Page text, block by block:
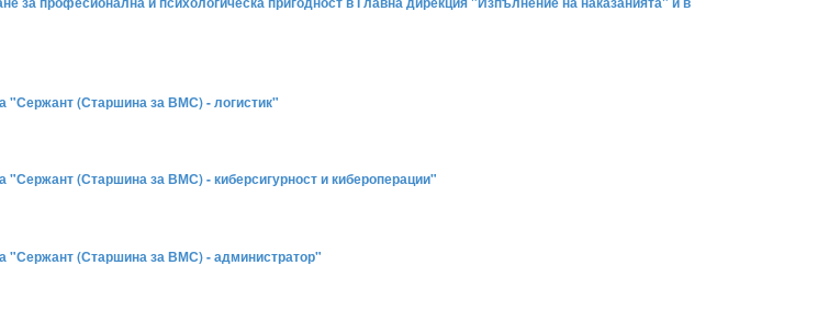
"Сержант (Старшина за ВМС) - логистик"
(Старшина за ВМС) - киберсигурност и кибероперации"
"Сержант (Старшина за ВМС) - администратор"